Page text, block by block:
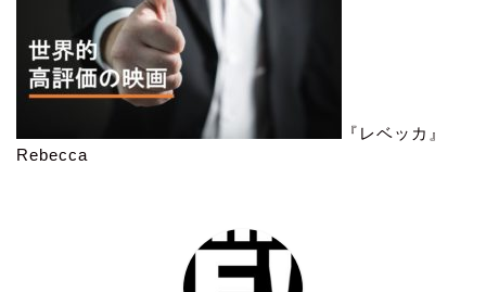
『レベッカ』
Rebecca